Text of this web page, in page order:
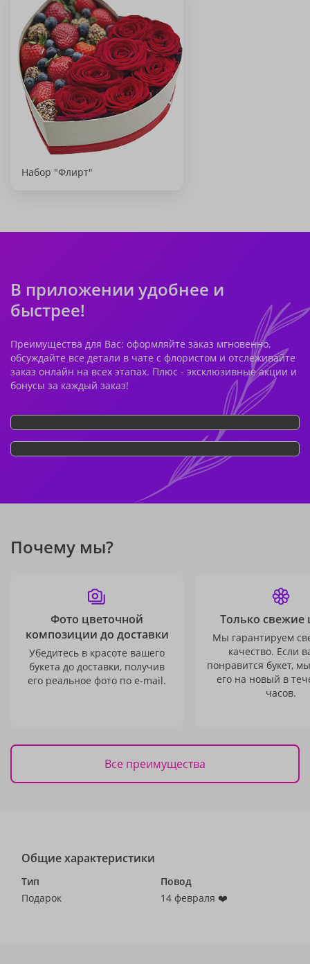
Набор "Флирт"
В приложении удобнее и
быстрее!
Преимущества для Вас: оформляйте заказ мгновенно,
обсуждайте все детали в чате с флористом и отслеживайте
заказ онлайн на всех этапах. Плюс - эксклюзивные акции и
бонусы за каждый заказ!
Почему мы?
Фото цветочной
композиции до доставки
Убедитесь в красоте вашего
букета до доставки, получив
его реальное фото по e-mail.
Только свежие
Мы гарантируем
качество. Если
понравится букет,
его на новый в
часов.
Все преимущества
Общие характеристики
Тип
Подарок
Повод
14 февраля ❤️